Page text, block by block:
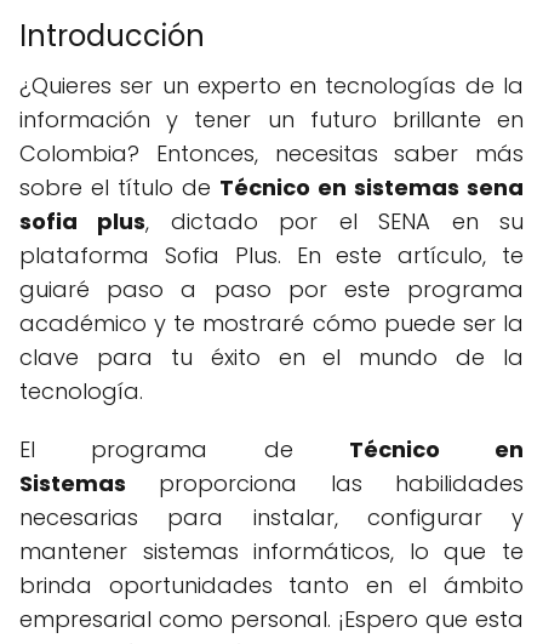
Introducción
¿Quieres ser un experto en tecnologías de la
información y tener un futuro brillante en
Colombia? Entonces, necesitas saber más
sobre el título de Técnico en sistemas sena
sofia plus, dictado por el SENA en su
plataforma Sofia Plus. En este artículo, te
guiaré paso a paso por este programa
académico y te mostraré cómo puede ser la
clave para tu éxito en el mundo de la
tecnología.
El programa de Técnico en
Sistemas proporciona las habilidades
necesarias para instalar, configurar y
mantener sistemas informáticos, lo que te
brinda oportunidades tanto en el ámbito
empresarial como personal. ¡Espero que esta